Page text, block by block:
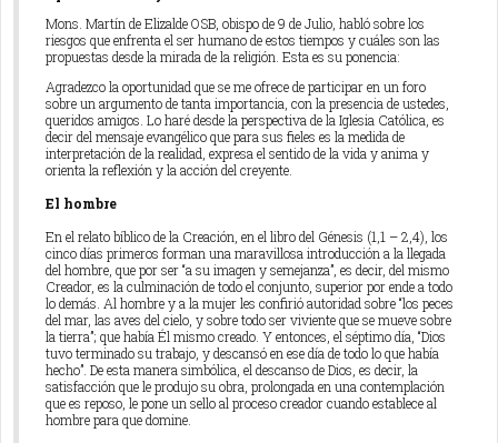
Mons. Martín de Elizalde OSB, obispo de 9 de Julio, habló sobre los
riesgos que enfrenta el ser humano de estos tiempos y cuáles son las
propuestas desde la mirada de la religión. Esta es su ponencia:
Agradezco la oportunidad que se me ofrece de participar en un foro
sobre un argumento de tanta importancia, con la presencia de ustedes,
queridos amigos. Lo haré desde la perspectiva de la Iglesia Católica, es
decir del mensaje evangélico que para sus fieles es la medida de
interpretación de la realidad, expresa el sentido de la vida y anima y
orienta la reflexión y la acción del creyente.
El hombre
En el relato bíblico de la Creación, en el libro del Génesis (1,1 – 2,4), los
cinco días primeros forman una maravillosa introducción a la llegada
del hombre, que por ser “a su imagen y semejanza”, es decir, del mismo
Creador, es la culminación de todo el conjunto, superior por ende a todo
lo demás. Al hombre y a la mujer les confirió autoridad sobre “los peces
del mar, las aves del cielo, y sobre todo ser viviente que se mueve sobre
la tierra”; que había Él mismo creado. Y entonces, el séptimo día, “Dios
tuvo terminado su trabajo, y descansó en ese día de todo lo que había
hecho”. De esta manera simbólica, el descanso de Dios, es decir, la
satisfacción que le produjo su obra, prolongada en una contemplación
que es reposo, le pone un sello al proceso creador cuando establece al
hombre para que domine.